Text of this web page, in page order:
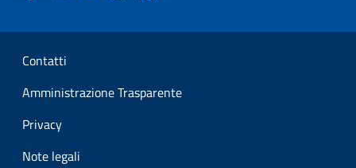
Sezione Link Utili
Contatti
Amministrazione Trasparente
Privacy
Note legali